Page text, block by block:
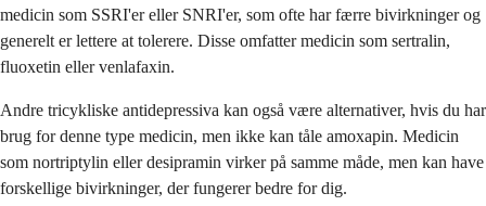
medicin som SSRI'er eller SNRI'er, som ofte har færre bivirkninger og
generelt er lettere at tolerere. Disse omfatter medicin som sertralin,
fluoxetin eller venlafaxin.
Andre tricykliske antidepressiva kan også være alternativer, hvis du har
brug for denne type medicin, men ikke kan tåle amoxapin. Medicin
som nortriptylin eller desipramin virker på samme måde, men kan have
forskellige bivirkninger, der fungerer bedre for dig.